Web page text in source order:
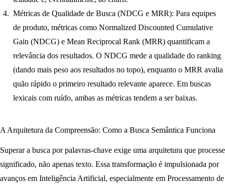
Métricas de Qualidade de Busca (NDCG e MRR): Para equipes
de produto, métricas como Normalized Discounted Cumulative
Gain (NDCG)e Mean Reciprocal Rank (MRR)quantificam a
relevância dos resultados. O NDCG mede a qualidade do ranking
(dando mais peso aos resultados no topo), enquanto o MRR avalia
quão rápido o primeiro resultado relevante aparece. Em buscas
lexicais com ruído, ambas as métricas tendem a ser baixas.
A Arquitetura da Compreensão: Como a Busca Semântica Funciona
Superar a busca por palavras-chave exige uma arquitetura que processe
significado, não apenas texto. Essa transformação é impulsionada por
avanços em Inteligência Artificial, especialmente em Processamento de